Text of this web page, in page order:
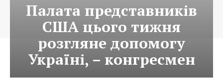
Палата представників
США цього тижня
розгляне допомогу
Україні, – конгресмен